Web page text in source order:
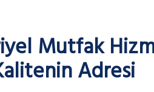
Mutfak
Adresi